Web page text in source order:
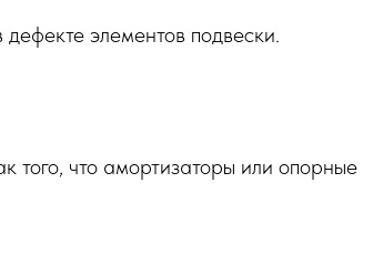
элементов подвески.
того, что амортизаторы или опорные